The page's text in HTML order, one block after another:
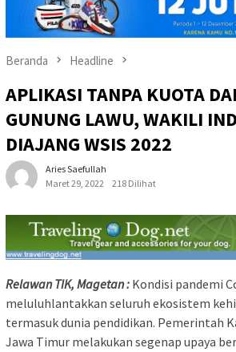
Beranda Headline
APLIKASI TANPA KUOTA
GUNUNG LAWU, WAKILI
DIAJANG WSIS 2022
Aries Saefullah
Maret 29, 2022
218 Dilihat
Relawan TIK, Magetan : Kondisi pandemi
meluluhlantakkan seluruh ekosistem
termasuk dunia pendidikan. Pemerintah
Jawa Timur melakukan segenap upaya